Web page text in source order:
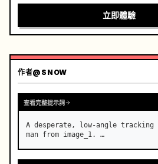
the face, hair, body type,
of the same woman appearing
立即體驗
作者@SNOW
查看完整提示詞
A desperate, low-angle
man from image_1. …